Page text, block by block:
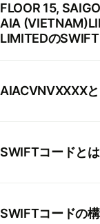
FLOOR 15,
AIA
LIMITEDの
AIACVNVXXXX
SWIFTコードと
SWIFTコードの